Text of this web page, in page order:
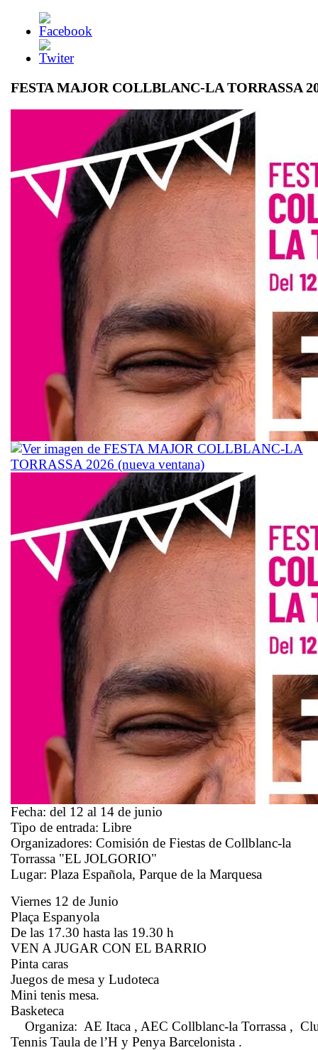
FESTA MAJOR COLLBLANC-LA TORRASSA
Fecha: del 12 al 14 de junio
Tipo de entrada: Libre
Organizadores: Comisión de Fiestas de Collblanc-la
Torrassa "EL JOLGORIO"
Lugar: Plaza Española, Parque de la Marquesa
Viernes 12 de Junio
Plaça Espanyola
De las 17.30 hasta las 19.30 h
VEN A JUGAR CON EL BARRIO
Pinta caras
Juegos de mesa y Ludoteca
Mini tenis mesa.
Basketeca
Organiza: AE Itaca , AEC Collblanc-la Torrassa ,
Tennis Taula de l’H y Penya Barcelonista .